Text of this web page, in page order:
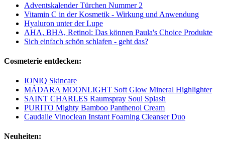
Adventskalender Türchen Nummer 2
Vitamin C in der Kosmetik - Wirkung und Anwendung
Hyaluron unter der Lupe
AHA, BHA, Retinol: Das können Paula's Choice Produkte
Sich einfach schön schlafen - geht das?
Cosmeterie entdecken:
IONIQ Skincare
MÁDARA MOONLIGHT Soft Glow Mineral Highlighter
SAINT CHARLES Raumspray Soul Splash
PURITO Mighty Bamboo Panthenol Cream
Caudalie Vinoclean Instant Foaming Cleanser Duo
Neuheiten: